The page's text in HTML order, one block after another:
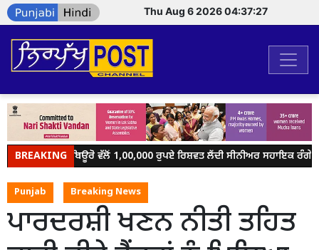
Thu Aug 6 2026 04:37:27
BREAKING
ਵਿਜੀਲੈਂਸ ਬਿਊਰੋ ਵੱਲੋਂ 1,00,000 ਰੁਪਏ ਰਿਸ਼ਵਤ ਲੈਂਦੀ ਸੀਨੀਅਰ ਸਹਾਇਕ ਰੰਗੇ
Punjab Breaking News
ਪਾਰਦਰਸ਼ੀ ਖਣਨ ਨੀਤੀ ਤਹਿਤ